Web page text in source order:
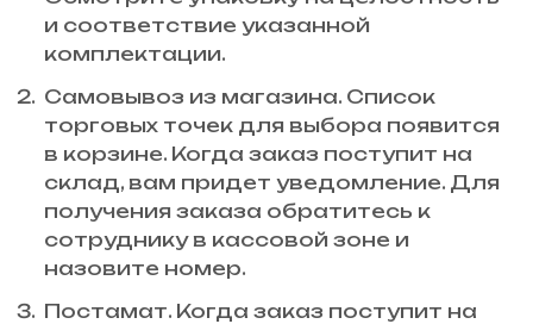
и соответствие указанной
комплектации.
Самовывоз из магазина. Список
торговых точек для выбора появится
в корзине. Когда заказ поступит на
склад, вам придет уведомление. Для
получения заказа обратитесь к
сотруднику в кассовой зоне и
назовите номер.
Постамат. Когда заказ поступит на